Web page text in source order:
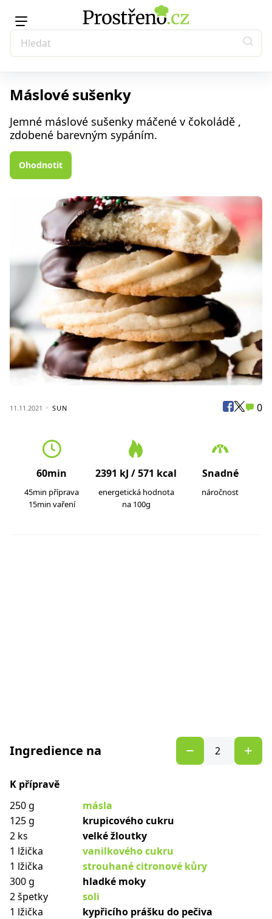
Máslové sušenky
Jemné máslové sušenky máčené v čokoládě ,
zdobené barevným sypáním.
Ohodnotit
11.11.2021 SUN 0
60min
45min příprava
15min vaření
2391 kJ / 571 kcal
energetická hodnota
na 100g
Snadné
náročnost
Ingredience na
K přípravě
250 g
másla
125 g
krupicového cukru
2 ks
velké žloutky
1 lžička
vanilkového cukru
1 lžička
strouhané citronové kůry
300 g
hladké moky
2 špetky
soli
1 lžička
kypřicího prášku do pečiva